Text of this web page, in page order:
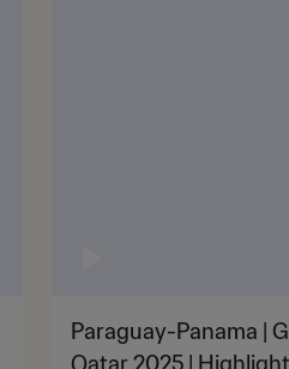
Paraguay-Panama |